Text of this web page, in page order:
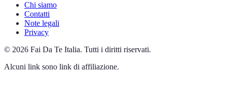
Chi siamo
Contatti
Note legali
Privacy
© 2026 Fai Da Te Italia. Tutti i diritti riservati.
Alcuni link sono link di affiliazione.